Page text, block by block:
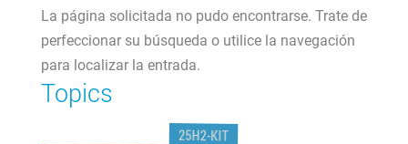
La página solicitada no pudo encontrarse. Trate de
perfeccionar su búsqueda o utilice la navegación
para localizar la entrada.
Topics
25H2-KIT